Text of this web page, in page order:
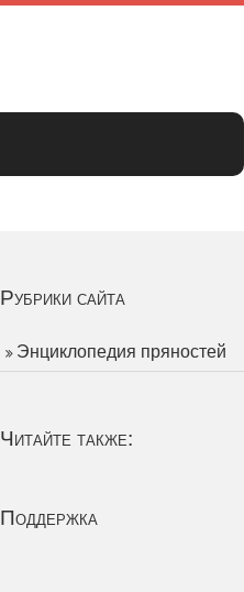
Рубрики сайта
Энциклопедия пряностей
Читайте также:
Поддержка